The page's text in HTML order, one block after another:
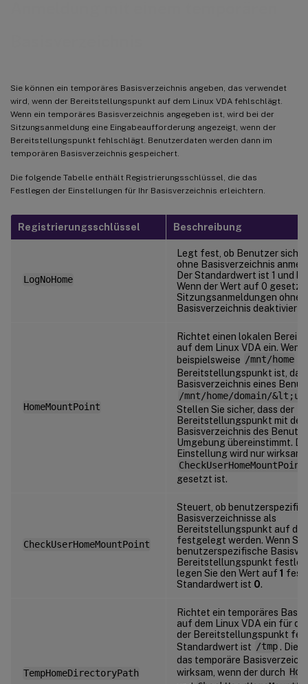
Sie können ein temporäres Basisverzeichnis angeben, das verwendet
wird, wenn der Bereitstellungspunkt auf dem Linux VDA fehlschlägt.
Wenn ein temporäres Basisverzeichnis angegeben ist, wird bei der
Sitzungsanmeldung eine Eingabeaufforderung angezeigt, wenn der
Bereitstellungspunkt fehlschlägt. Benutzerdaten werden dann im
temporären Basisverzeichnis gespeichert.
Die folgende Tabelle enthält Registrierungsschlüssel, die das
Festlegen der Einstellungen für Ihr Basisverzeichnis erleichtern.
Registrierungsschlüssel Beschreibung
LogNoHome
Legt fest, ob Benutzer sich
ohne Basisverzeichnis
Der Standardwert ist 1 und
Wenn der Wert auf 0 gesetzt
Sitzungsanmeldungen ohne
Basisverzeichnis deaktiviert.
HomeMountPoint
Richtet einen lokalen
auf dem Linux VDA ein. Wenn
beispielsweise /mnt/home
Bereitstellungspunkt ist,
Basisverzeichnis eines
/mnt/home/domain/
Stellen Sie sicher, dass der
Bereitstellungspunkt mit dem
Basisverzeichnis des
Umgebung übereinstimmt.
Einstellung wird nur wirksam,
CheckUserHomeMountPoint
gesetzt ist.
CheckUserHomeMountPoint
Steuert, ob
Basisverzeichnisse als
Bereitstellungspunkt auf
festgelegt werden. Wenn Sie
benutzerspezifische
Bereitstellungspunkt
legen Sie den Wert auf 1 fest.
Standardwert ist 0.
TempHomeDirectoryPath
Richtet ein temporäres
auf dem Linux VDA ein für
der Bereitstellungspunkt
Standardwert ist /tmp. Die
das temporäre
wirksam, wenn der durch